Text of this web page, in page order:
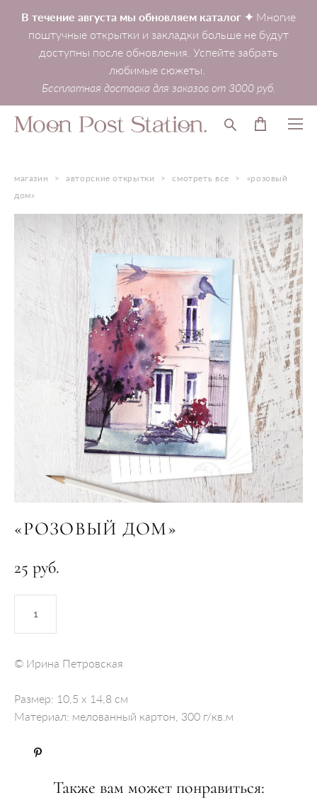
В течение августа мы обновляем каталог ✦ Многие
поштучные открытки и закладки больше не будут
доступны после обновления. Успейте забрать
любимые сюжеты.
Бесплатная доставка для заказов от 3000 руб.
магазин > авторские открытки > смотреть все >
«розовый
дом»
«РОЗОВЫЙ ДОМ»
25 pуб.
© Ирина Петровская
Размер: 10,5 x 14,8 см
Материал: мелованный картон, 300 г/кв.м
Также вам может понравиться: